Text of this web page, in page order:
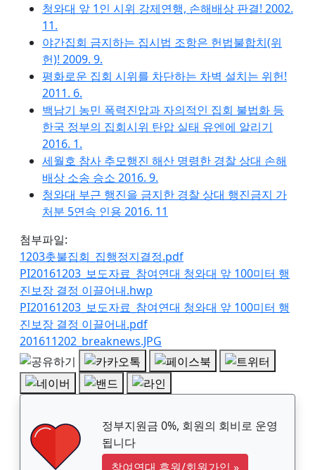
청와대 앞 1인 시위 강제연행, 손해배상 판결! 2002.
11.
야간집회 금지하는 집시법 조항은 헌법불합치(위
헌)! 2009. 9.
평화로운 집회 시위를 차단하는 차벽 설치는 위헌!
2011. 6.
백남기 농민 폭력진압과 자의적인 집회 불법화 등
한국 정부의 집회시위 탄압 실태 유엔에 알리기
2016. 1.
세월호 참사 추모행진 해산 명령한 경찰 상대 손해
배상 소송 승소 2016. 9.
청와대 부근 행진을 금지한 경찰 상대 행진금지 가
처분 5연속 인용 2016. 11
첨부파일:
1203촛불집회_집행정지결정.pdf
PI20161203_보도자료_참여연대 청와대 앞 100미터 행
진보장 결정 이끌어내.hwp
PI20161203_보도자료_참여연대 청와대 앞 100미터 행
진보장 결정 이끌어내.pdf
201611202_breaknews.JPG
정부지원금 0%, 회원의 회비로 운영
됩니다